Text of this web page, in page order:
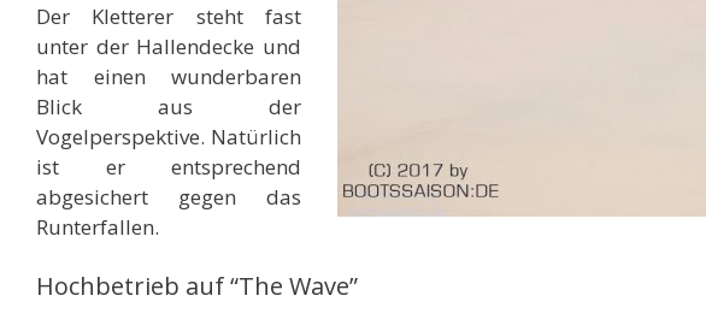
Der Kletterer steht fast
unter der Hallendecke und
hat einen wunderbaren
Blick aus der
Vogelperspektive. Natürlich
ist er entsprechend
abgesichert gegen das
Runterfallen.
Hochbetrieb auf “The Wave”